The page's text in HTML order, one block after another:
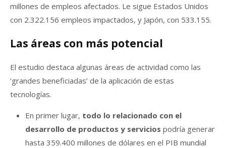
millones de empleos afectados. Le sigue Estados Unidos
con 2.322.156 empleos impactados, y Japón, con 533.155.
Las áreas con más potencial
El estudio destaca algunas áreas de actividad como las
‘grandes beneficiadas’ de la aplicación de estas
tecnologías.
En primer lugar, todo lo relacionado con el
desarrollo de productos y servicios podría generar
hasta 359.400 millones de dólares en el PIB mundial